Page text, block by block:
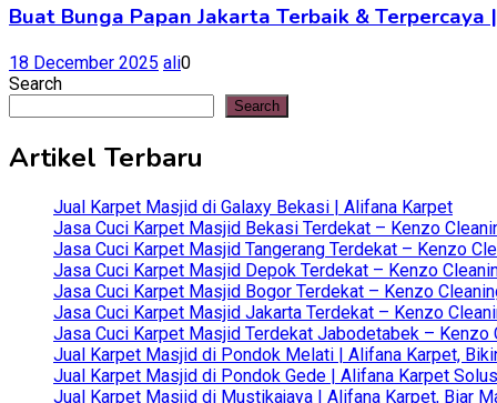
Buat Bunga Papan Jakarta Terbaik & Terpercaya
18 December 2025 ali0
Search
Search
Artikel Terbaru
Jual Karpet Masjid di Galaxy Bekasi | Alifana Karpet
Jasa Cuci Karpet Masjid Bekasi Terdekat – Kenzo
Jasa Cuci Karpet Masjid Tangerang Terdekat – Kenzo
Jasa Cuci Karpet Masjid Depok Terdekat – Kenzo
Jasa Cuci Karpet Masjid Bogor Terdekat – Kenzo
Jasa Cuci Karpet Masjid Jakarta Terdekat – Kenzo
Jasa Cuci Karpet Masjid Terdekat Jabodetabek –
Jual Karpet Masjid di Pondok Melati | Alifana Karpet,
Jual Karpet Masjid di Pondok Gede | Alifana Karpet
Jual Karpet Masjid di Mustikajaya | Alifana Karpet, Biar